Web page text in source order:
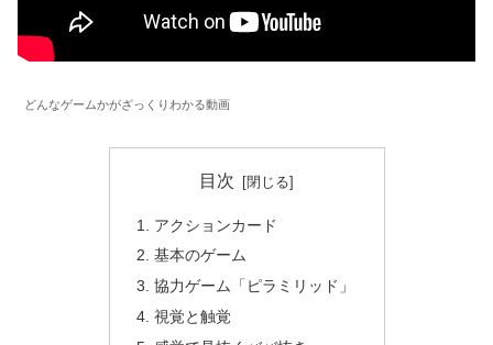
どんなゲームかがざっくりわかる動画
目次
アクションカード
基本のゲーム
協力ゲーム「ピラミリッド」
視覚と触覚